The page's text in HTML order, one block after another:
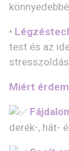
•
test és az
Miért
derék-, hát-